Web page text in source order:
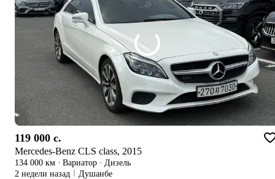
119 000 c.
Mercedes-Benz CLS class, 2015
134 000 км · Вариатор · Дизель
2 недели назад
Душанбе